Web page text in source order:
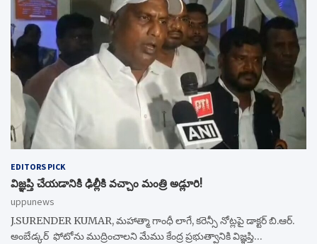
EDITORS PICK
విజ్ఞప్తి చేయడానికి ఢిల్లీకి వచ్చాం మంత్రి అడ్లూరి!
uppunews
J.SURENDER KUMAR, మహాత్మా గాంధీ లాగే, కరెన్సీ నోట్లపై డాక్టర్ బి.ఆర్.
అంబేడ్కర్ ఫోటోను ముద్రించాలని మేము కేంద్ర ప్రభుత్వానికి విజ్ఞప్తి…